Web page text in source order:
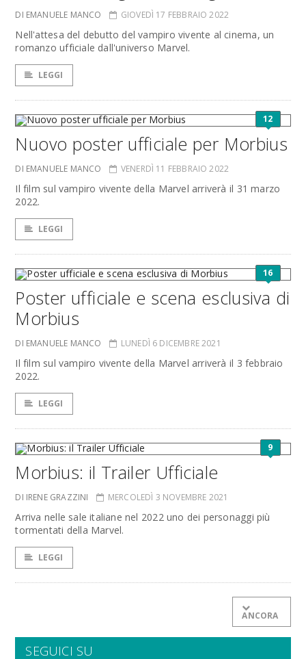
DI EMANUELE MANCO GIOVEDÌ 17 FEBBRAIO 2022
Nell'attesa del debutto del vampiro vivente al cinema, un
romanzo ufficiale dall'universo Marvel.
LEGGI
12
Nuovo poster ufficiale per Morbius
DI EMANUELE MANCO VENERDÌ 11 FEBBRAIO 2022
Il film sul vampiro vivente della Marvel arriverà il 31 marzo
2022.
LEGGI
16
Poster ufficiale e scena esclusiva di
Morbius
DI EMANUELE MANCO LUNEDÌ 6 DICEMBRE 2021
Il film sul vampiro vivente della Marvel arriverà il 3 febbraio
2022.
LEGGI
9
Morbius: il Trailer Ufficiale
DI IRENE GRAZZINI MERCOLEDÌ 3 NOVEMBRE 2021
Arriva nelle sale italiane nel 2022 uno dei personaggi più
tormentati della Marvel.
LEGGI
ANCORA
SEGUICI SU